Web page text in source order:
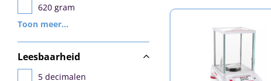
620 gram
3200 gram
Toon meer...
Leesbaarheid
5 decimalen